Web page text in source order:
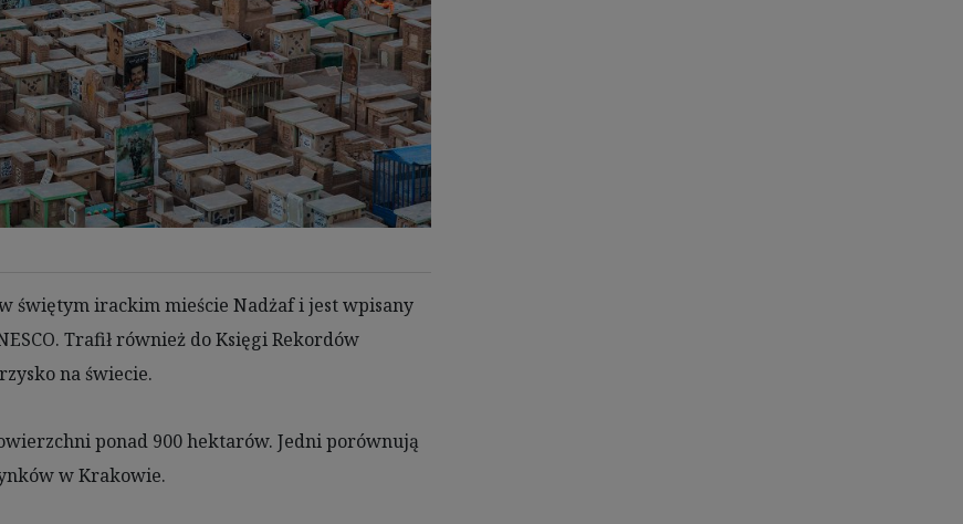
świętym irackim mieście Nadżaf i jest wpisany
Trafił również do Księgi Rekordów
na świecie.
ponad 900 hektarów. Jedni porównują
w Krakowie.
S.A. możemy przetwarzać dane osobowe w następujących celach:
Aktywne skanowanie charakterystyki urządzenia do celów identyfikacji.
urządzeniu lub dostęp do nich. Spersonalizowane reklamy i treści, pomiar reklam i treści,
usług. Lista Zaufanych Partnerów